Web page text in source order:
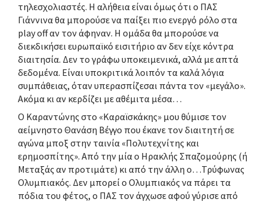
τηλεσχολιαστές. Η αλήθεια είναι όμως ότι ο ΠΑΣ
Γιάννινα θα μπορούσε να παίξει πιο ενεργό ρόλο στα
play off αν τον άφηναν. Η ομάδα θα μπορούσε να
διεκδικήσει ευρωπαϊκό εισιτήριο αν δεν είχε κόντρα
διαιτησία. Δεν το γράφω υποκειμενικά, αλλά με απτά
δεδομένα. Είναι υποκριτικά λοιπόν τα καλά λόγια
συμπάθειας, όταν υπερασπίζεσαι πάντα τον «μεγάλο».
Ακόμα κι αν κερδίζει με αθέμιτα μέσα…
Ο Καραντώνης στο «Καραϊσκάκης» μου θύμισε τον
αείμνηστο Θανάση Βέγγο που έκανε τον διαιτητή σε
αγώνα μποξ στην ταινία «Πολυτεχνίτης και
ερημοσπίτης». Από την μία ο Ηρακλής Σπαζομούρης (ή
Μεταξάς αν προτιμάτε) κι από την άλλη ο…Τρύφωνας
Ολυμπιακός. Δεν μπορεί ο Ολυμπιακός να πάρει τα
πόδια του φέτος, ο ΠΑΣ τον άγχωσε αφού γύρισε από